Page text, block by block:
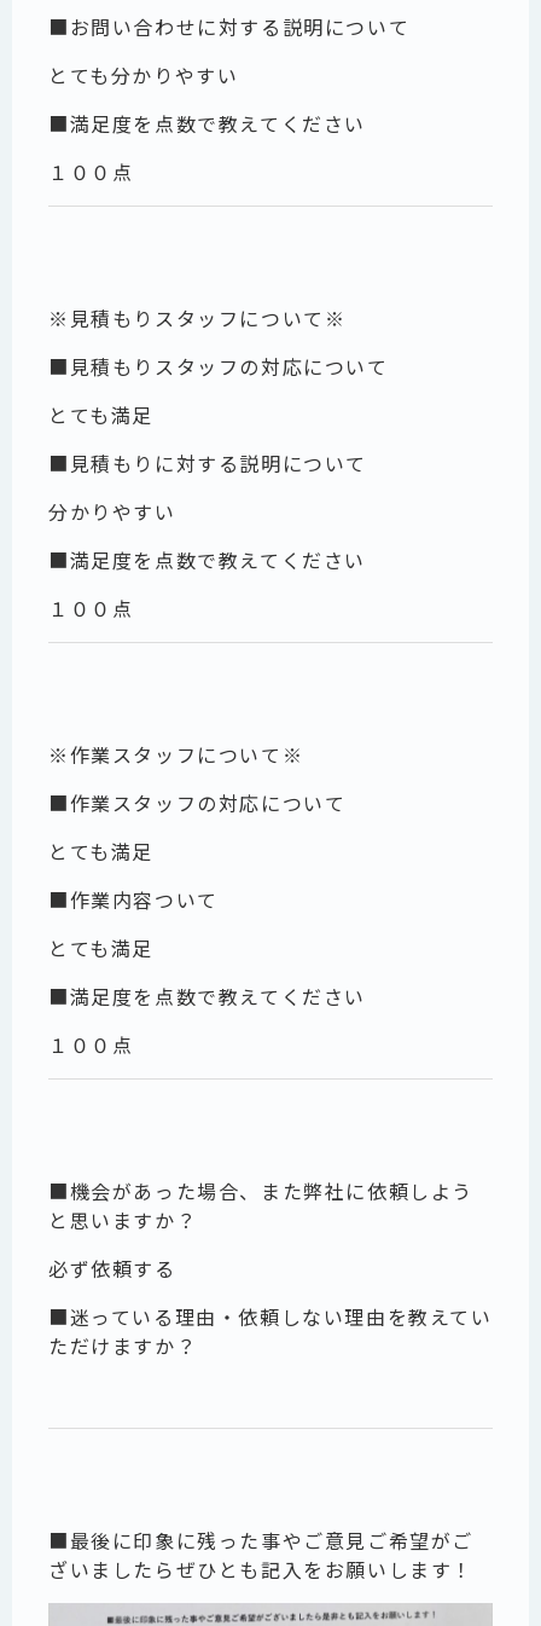
■お問い合わせに対する説明について
とても分かりやすい
■満足度を点数で教えてください
１００点
※見積もりスタッフについて※
■見積もりスタッフの対応について
とても満足
■見積もりに対する説明について
分かりやすい
■満足度を点数で教えてください
１００点
※作業スタッフについて※
■作業スタッフの対応について
とても満足
■作業内容ついて
とても満足
■満足度を点数で教えてください
１００点
■機会があった場合、また弊社に依頼しよう
と思いますか？
必ず依頼する
■迷っている理由・依頼しない理由を教えてい
ただけますか？
■最後に印象に残った事やご意見ご希望がご
ざいましたらぜひとも記入をお願いします！